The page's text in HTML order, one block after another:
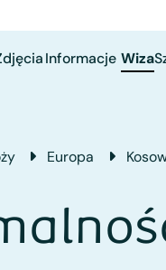
Informacje Wiza
Europa